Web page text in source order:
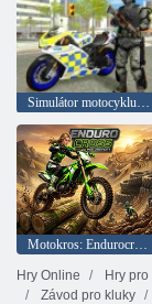
Simulátor motocyklu městské policie
Motokros: Endurocross
Hry Online
Hry
Závod pro kluky